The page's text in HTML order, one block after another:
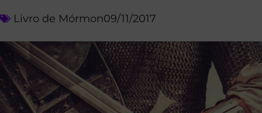
Livro de Mórmon09/11/2017